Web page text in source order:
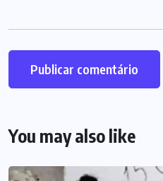
You may also like